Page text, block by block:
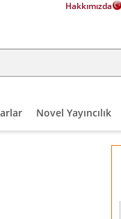
Hakkımızda
Novel Yayıncılık